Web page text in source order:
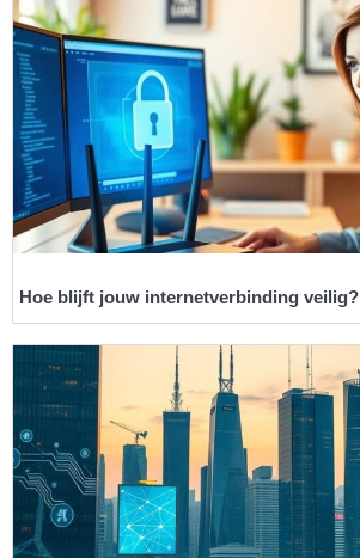
Hoe blijft jouw internetverbinding veilig?